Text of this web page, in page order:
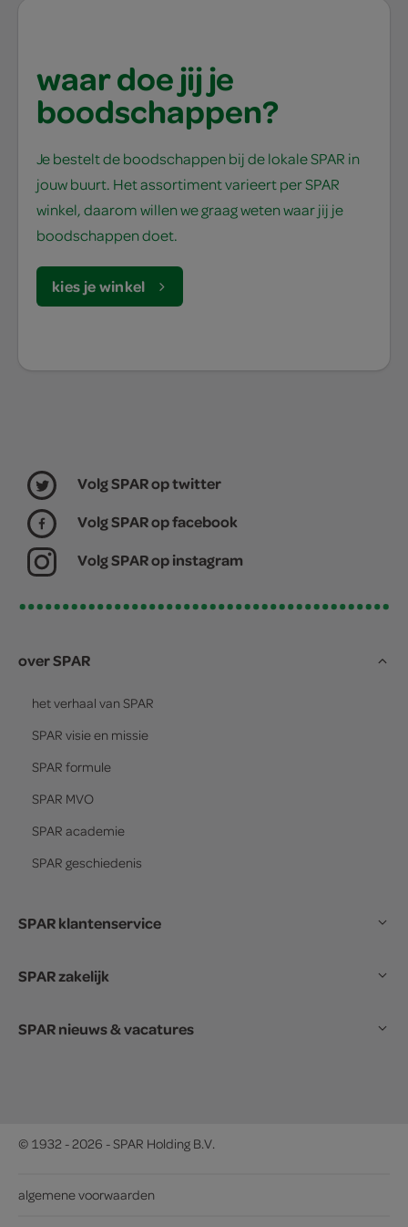
waar doe jij je
boodschappen?
Je bestelt de boodschappen bij de lokale SPAR in
jouw buurt. Het assortiment varieert per SPAR
winkel, daarom willen we graag weten waar jij je
boodschappen doet.
kies je winkel
Volg SPAR op twitter
Volg SPAR op facebook
Volg SPAR op instagram
over SPAR
het verhaal van SPAR
SPAR visie en missie
SPAR formule
SPAR MVO
SPAR academie
SPAR geschiedenis
SPAR klantenservice
SPAR zakelijk
SPAR nieuws & vacatures
© 1932 - 2026 - SPAR Holding B.V.
algemene voorwaarden